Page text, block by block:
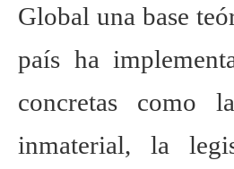
Global una base
país ha
concretas como
inmaterial, la